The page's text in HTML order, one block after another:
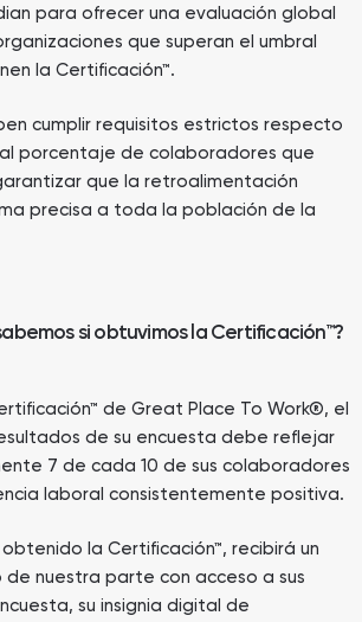
para ofrecer una evaluación global
que superan el umbral
la Certificación™.
cumplir requisitos estrictos respecto
porcentaje de colaboradores que
que la retroalimentación
precisa a toda la población de la
si obtuvimos la Certificación™?
de Great Place To Work®, el
de su encuesta debe reflejar
7 de cada 10 de sus colaboradores
laboral consistentemente positiva.
la Certificación™, recibirá un
nuestra parte con acceso a sus
su insignia digital de